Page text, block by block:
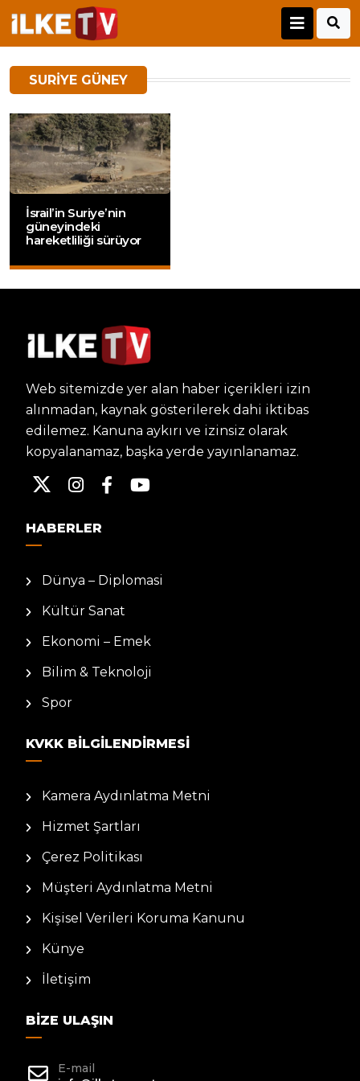
SURIYE GÜNEY
İsrail’in Suriye’nin
güneyindeki
hareketliliği sürüyor
Web sitemizde yer alan haber içerikleri izin
alınmadan, kaynak gösterilerek dahi iktibas
edilemez. Kanuna aykırı ve izinsiz olarak
kopyalanamaz, başka yerde yayınlanamaz.
HABERLER
Dünya – Diplomasi
Kültür Sanat
Ekonomi – Emek
Bilim & Teknoloji
Spor
KVKK BILGILENDIRMESI
Kamera Aydınlatma Metni
Hizmet Şartları
Çerez Politikası
Müşteri Aydınlatma Metni
Kişisel Verileri Koruma Kanunu
Künye
İletişim
BIZE ULAŞIN
E-mail